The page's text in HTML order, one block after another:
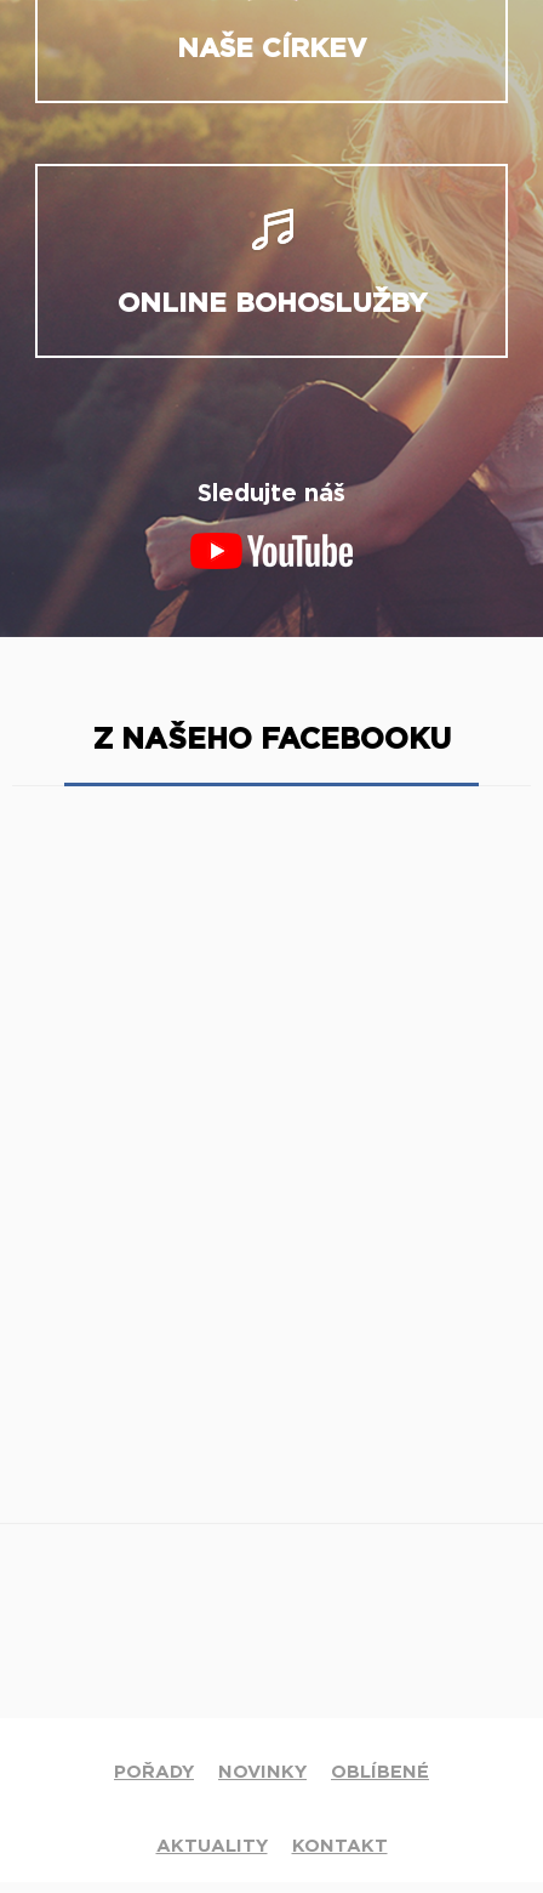
NAŠE CÍRKEV
ONLINE BOHOSLUŽBY
Sledujte náš
Z NAŠEHO FACEBOOKU
POŘADY NOVINKY OBLÍBENÉ
AKTUALITY KONTAKT